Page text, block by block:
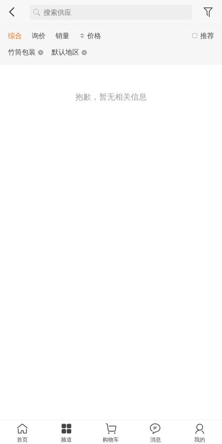
推荐
综合 询价 销量
价格
竹筒包装
默认地区
抱歉，暂无相关信息
首页 频道 购物车 消息 我的